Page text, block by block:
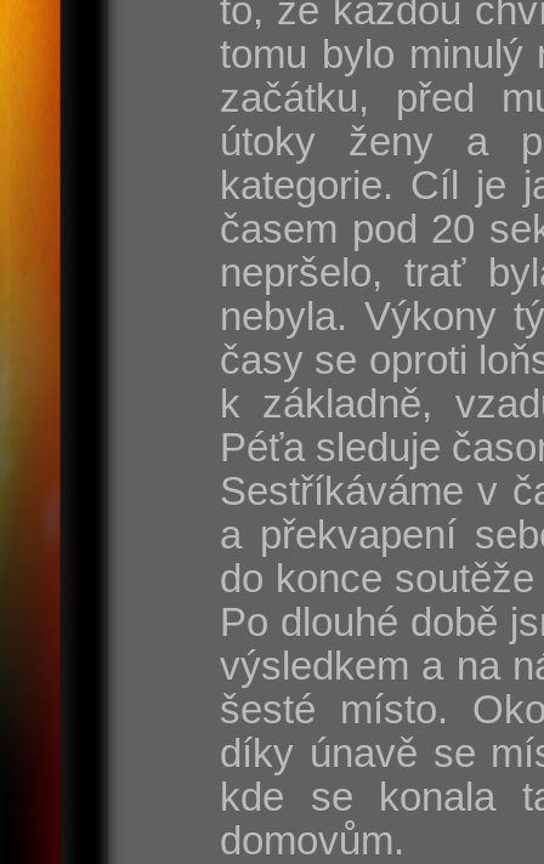
to, že každou
tomu bylo minulý
začátku, před
útoky ženy a
kategorie. Cíl je
časem pod 20
nepršelo, trať
nebyla. Výkony
časy se oproti
k základně,
Péťa sleduje
Sestříkáváme v
a překvapení
do konce
Po dlouhé době
výsledkem a na
šesté místo.
díky únavě se
kde se konala
domovům.